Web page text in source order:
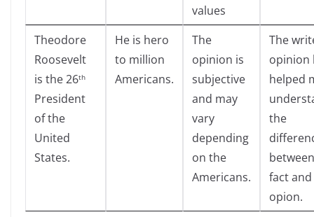
values
Theodore
Roosevelt
is the 26th
President
of the
United
States.
He is hero
to million
Americans.
The
opinion is
subjective
and may
vary
depending
on the
Americans.
The
opinion
helped
the
between
fact and
opion.